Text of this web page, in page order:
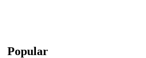
Popular